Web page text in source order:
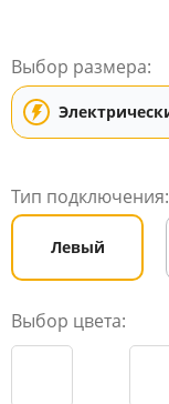
Выбор размера:
Тип подключения:
Левый
Выбор цвета: